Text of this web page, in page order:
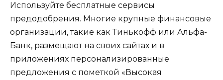
Используйте бесплатные сервисы
предодобрения. Многие крупные финансовые
организации, такие как Тинькофф или Альфа-
Банк, размещают на своих сайтах и в
приложениях персонализированные
предложения с пометкой «Высокая